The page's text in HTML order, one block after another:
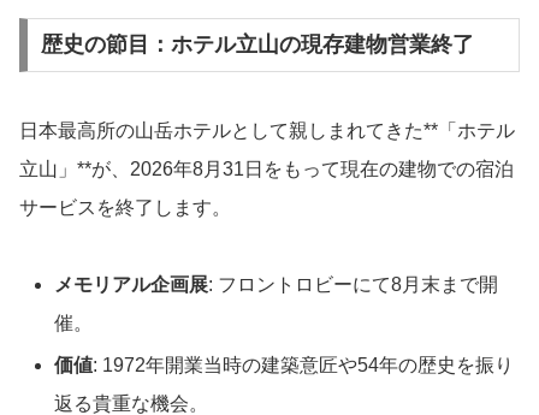
歴史の節目：ホテル立山の現存建物営業終了
日本最高所の山岳ホテルとして親しまれてきた**「ホテル
立山」**が、2026年8月31日をもって現在の建物での宿泊
サービスを終了します。
メモリアル企画展: フロントロビーにて8月末まで開
催。
価値: 1972年開業当時の建築意匠や54年の歴史を振り
返る貴重な機会。